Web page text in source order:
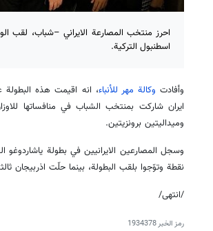
احرز منتخب المصارعة الايراني –شباب، لقب
اسطنبول التركية.
وأفادت وكالة مهر للأنباء
وميداليتين برونزيتين.
نقطة وتوّجوا بلقب البطولة، بينما حلّت اذربيجان ثالثة، حيث سجل
/انتهى/
رمز الخبر1934378